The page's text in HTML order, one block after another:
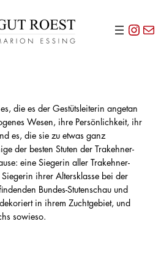
E-
die es der Gestütsleiterin angetan
Wesen, ihre Persönlichkeit, ihr
es, die sie zu etwas ganz
der besten Stuten der Trakehner-
eine Siegerin aller Trakehner-
ihrer Altersklasse bei der
Bundes-Stutenschau und
in ihrem Zuchtgebiet, und
sowieso.